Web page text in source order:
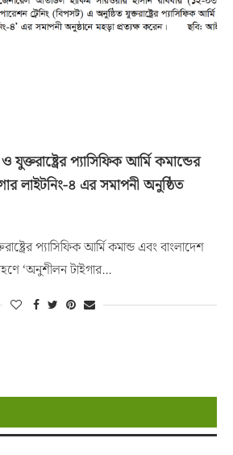
যুক্তরাষ্ট্রের প্যাসিফিক আর্মি কমান্ডের
লাইটনিং-৪ এর সমাপনী অনুষ্ঠিত
প্যাসিফিক আর্মি কমান্ড এবং বাংলাদেশ
‘অনুশীলন টাইগার…